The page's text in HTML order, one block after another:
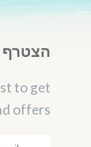
הצטרף
to get
offers.